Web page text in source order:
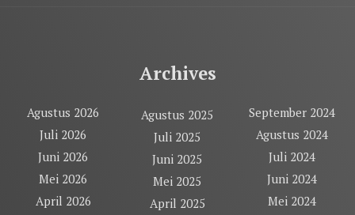
Archives
Agustus 2026
Juli 2026
Juni 2026
Mei 2026
April 2026
Agustus 2025
Juli 2025
Juni 2025
Mei 2025
April 2025
September 2024
Agustus 2024
Juli 2024
Juni 2024
Mei 2024